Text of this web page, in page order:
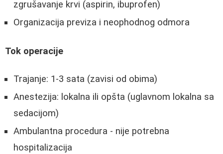
zgrušavanje krvi (aspirin, ibuprofen)
Organizacija previza i neophodnog odmora
Tok operacije
Trajanje: 1-3 sata (zavisi od obima)
Anestezija: lokalna ili opšta (uglavnom lokalna sa
sedacijom)
Ambulantna procedura - nije potrebna
hospitalizacija